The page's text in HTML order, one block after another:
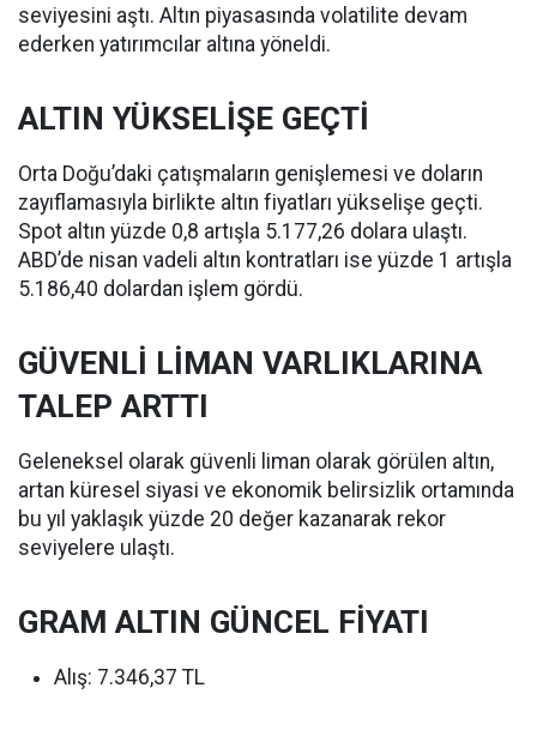
seviyesini aştı. Altın piyasasında volatilite devam
ederken yatırımcılar altına yöneldi.
ALTIN YÜKSELİŞE GEÇTİ
Orta Doğu’daki çatışmaların genişlemesi ve doların
zayıflamasıyla birlikte altın fiyatları yükselişe geçti.
Spot altın yüzde 0,8 artışla 5.177,26 dolara ulaştı.
ABD’de nisan vadeli altın kontratları ise yüzde 1 artışla
5.186,40 dolardan işlem gördü.
GÜVENLİ LİMAN VARLIKLARINA
TALEP ARTTI
Geleneksel olarak güvenli liman olarak görülen altın,
artan küresel siyasi ve ekonomik belirsizlik ortamında
bu yıl yaklaşık yüzde 20 değer kazanarak rekor
seviyelere ulaştı.
GRAM ALTIN GÜNCEL FİYATI
Alış: 7.346,37 TL